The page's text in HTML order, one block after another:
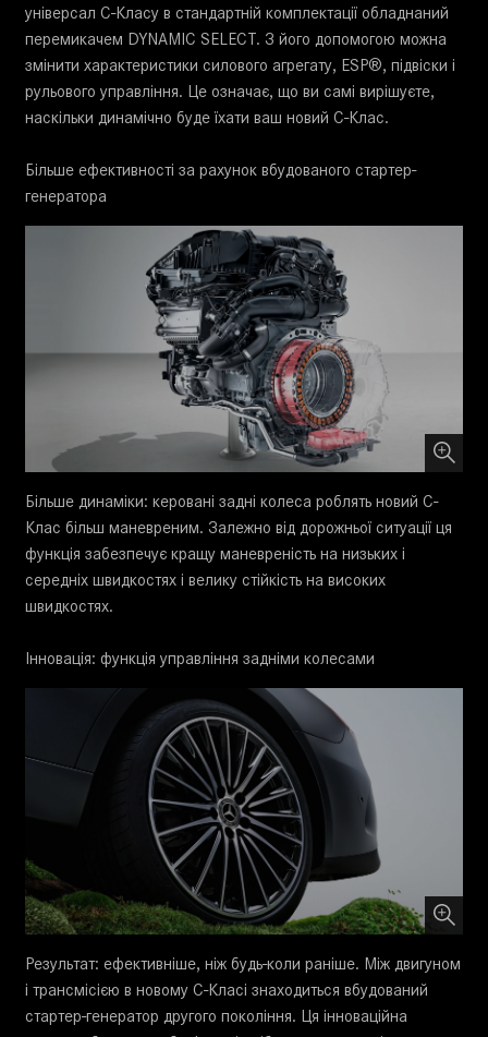
універсал C-Класу в стандартній комплектації обладнаний
перемикачем DYNAMIC SELECT. З його допомогою можна
змінити характеристики силового агрегату, ESP®, підвіски і
рульового управління. Це означає, що ви самі вирішуєте,
наскільки динамічно буде їхати ваш новий C-Клас.
Більше ефективності за рахунок вбудованого стартер-
генератора
Більше динаміки: керовані задні колеса роблять новий C-
Клас більш маневреним. Залежно від дорожньої ситуації ця
функція забезпечує кращу маневреність на низьких і
середніх швидкостях і велику стійкість на високих
швидкостях.
Інновація: функція управління задніми колесами
Результат: ефективніше, ніж будь-коли раніше. Між двигуном
і трансмісією в новому C-Класі знаходиться вбудований
стартер-генератор другого покоління. Ця інноваційна